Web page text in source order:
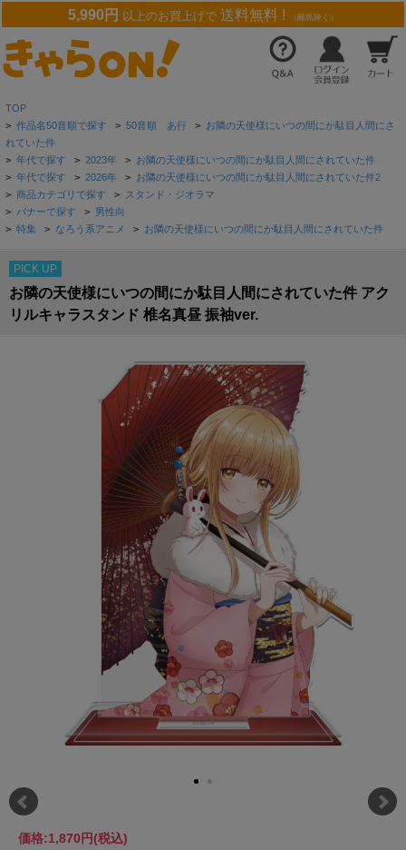
5,990円 以上のお買上げで 送料無料 ! （離島除く）
TOP
> 作品名50音順で探す > 50音順 あ行 > お隣の天使様にいつの間にか駄目人間にさ
れていた件
> 年代で探す > 2023年 > お隣の天使様にいつの間にか駄目人間にされていた件
> 年代で探す > 2026年 > お隣の天使様にいつの間にか駄目人間にされていた件2
> 商品カテゴリで探す > スタンド・ジオラマ
> バナーで探す > 男性向
> 特集 > なろう系アニメ > お隣の天使様にいつの間にか駄目人間にされていた件
PICK UP
お隣の天使様にいつの間にか駄目人間にされていた件 アク
リルキャラスタンド 椎名真昼 振袖ver.
価格:1,870円(税込)